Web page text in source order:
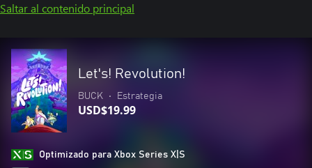
Saltar al contenido principal
Let's! Revolution!
BUCK • Estrategia
USD$19.99
Optimizado para Xbox Series X|S